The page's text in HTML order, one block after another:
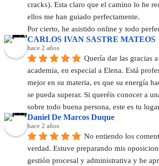
cracks). Esta claro que el camino lo he
ellos me han guiado perfectamente.
Por cierto, he asistido online y todo
CARLOS IVAN SASTRE MATEOS
hace 2 años
Quería dar las gracias
academia, en especial a Elena. Está
mejor en su materia, es que su energía
se pueda superar. Si queréis conocer a
sobre todo buena persona, este es tu
Daniel De Marcos Duque
hace 2 años
No entiendo los
verdad. Estuve preparando mis
gestión procesal y administrativa y he